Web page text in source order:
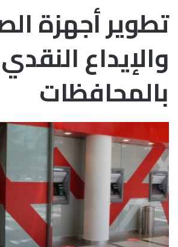
تطوير أجهزة
والإيداع النقدي
بالمحافظات